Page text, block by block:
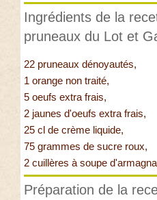
Ingrédients de la
pruneaux du Lot et
22 pruneaux dénoyautés,
1 orange non traité,
5 oeufs extra frais,
2 jaunes d'oeufs extra frais,
25 cl de crème liquide,
75 grammes de sucre roux,
2 cuillères à soupe
Préparation de la